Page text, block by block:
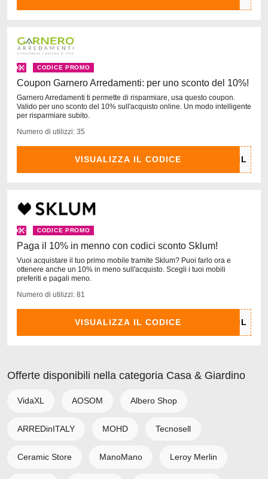
CODICE PROMO
Coupon Garnero Arredamenti: per uno sconto del 10%!
Garnero Arredamenti ti permette di risparmiare, usa questo coupon.
Valido per uno sconto del 10% sull'acquisto online. Un modo intelligente
per risparmiare subito.
Numero di utilizzi: 35
VISUALIZZA IL CODICE
CODICE PROMO
Paga il 10% in menno con codici sconto Sklum!
Vuoi acquistare il tuo primo mobile tramite Sklum? Puoi farlo ora e
ottenere anche un 10% in meno sull'acquisto. Scegli i tuoi mobili
preferiti e pagali meno.
Numero di utilizzi: 81
VISUALIZZA IL CODICE
Offerte disponibili nella categoria Casa & Giardino
VidaXL AOSOM Albero Shop
ARREDinITALY MOHD Tecnosell
Ceramic Store ManoMano Leroy Merlin